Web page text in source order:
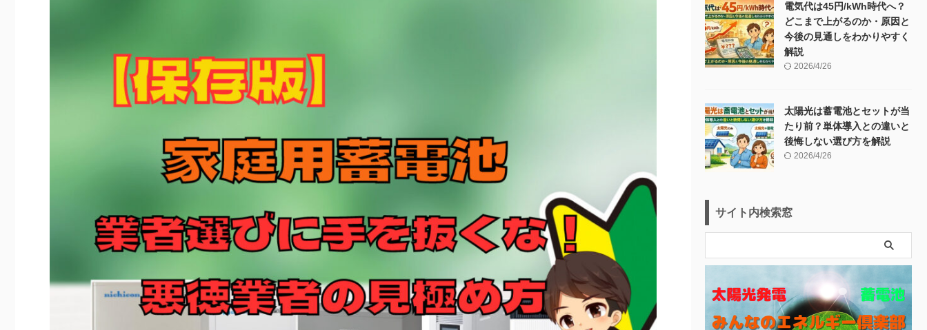
電気代は45円/kWh時代へ？
どこまで上がるのか・原因と
今後の見通しをわかりやすく
解説
2026/4/26
太陽光は蓄電池とセットが当
たり前？単体導入との違いと
後悔しない選び方を解説
2026/4/26
サイト内検索窓